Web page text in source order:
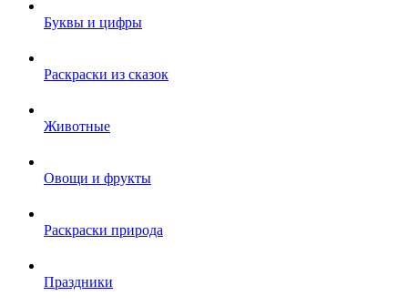
Буквы и цифры
Раскраски из сказок
Животные
Овощи и фрукты
Раскраски природа
Праздники